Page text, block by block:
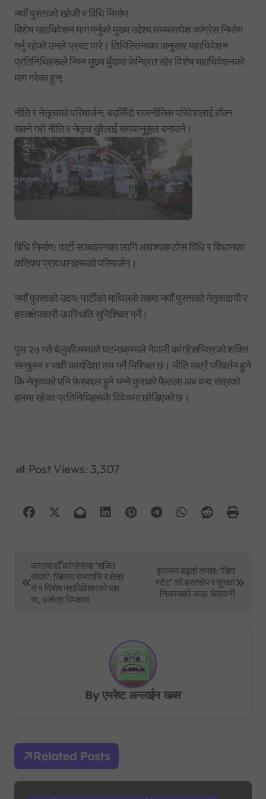
नयाँ पुस्ताको खोजी र विधि निर्माण
विशेष महाधिवेशन माग गर्नुको मुख्य उद्देश्य समयसापेक्ष कांग्रेस निर्माण
गर्नु रहेको उनले प्रस्ट पारे। तिमिल्सिनाका अनुसार महाधिवेशन
प्रतिनिधिहरूले निम्न मुख्य बुँदामा केन्द्रित रहेर विशेष महाधिवेशनको
माग गरेका हुन्:
नीति र नेतृत्वको परिमार्जन: बदलिँदो राजनीतिक परिवेशलाई हाँक्न
सक्ने गरी नीति र नेतृत्व दुवैलाई समयानुकूल बनाउने।
विधि निर्माण: पार्टी सञ्चालनका लागि आवश्यक ठोस विधि र विधानका
कतिपय प्रावधानहरूको परिमार्जन।
नयाँ पुस्ताको उदय: पार्टीको माथिल्लो तहमा नयाँ पुस्ताको नेतृत्वदायी र
हस्तक्षेपकारी उपस्थिति सुनिश्चित गर्ने।
पुस २७ गते बेलुकीसम्मको घटनाक्रमले नेपाली कांग्रेसभित्रको शक्ति
सन्तुलन र भावी कार्यदिशा तय गर्ने निश्चित छ। नीति मात्रै परिवर्तन हुने
कि नेतृत्वको पनि फेरबदल हुने भन्ने कुराको फैसला अब बन्द सत्रको
हलमा रहेका प्रतिनिधिहरूकै विवेकमा छोडिएको छ।
Post Views: 3,307
o
i
काठमाडौँ कांग्रेसमा ‘शक्ति
संघर्ष’: जिल्ला सभापति र क्षेत्र
नं १ विशेष महाधिवेशनको पक्ष
मा, ७ क्षेत्र विपक्षमा
इरानमा बढ्दो तनाव: ‘डिप
स्टेट’ को हस्तक्षेप र सुरक्षा
निकायको कडा चेतावनी
Byएभरेष्ट अन्लाईन खबर
Related Posts